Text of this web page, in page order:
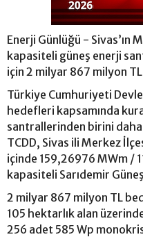
Enerji Günlüğü - Sivas’ın
kapasiteli güneş enerji
için 2 milyar 867 milyon
Türkiye Cumhuriyeti
hedefleri kapsamında
santrallerinden birini daha
TCDD, Sivas ili Merkez
içinde 159,26976 MWm /
kapasiteli Sarıdemir
2 milyar 867 milyon TL
105 hektarlık alan
256 adet 585 Wp